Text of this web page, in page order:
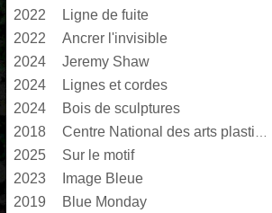
2022
Ligne de fuite
2022
Ancrer l'invisible
2024
Jeremy Shaw
2024
Lignes et cordes
2024
Bois de sculptures
2018
Centre National des arts plastiques
2025
Sur le motif
2023
Image Bleue
2019
Blue Monday